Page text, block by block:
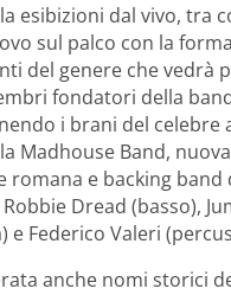
esibizioni dal vivo, tra
sul palco con la
del genere che vedrà
fondatori della
i brani del celebre
Madhouse Band,
romana e backing
Dread (basso),
e Federico Valeri
anche nomi storici